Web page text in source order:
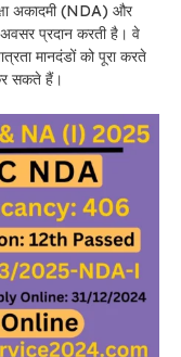
अकादमी (NDA) और
प्रदान करती है। वे
मानदंडों को पूरा करते
सकते हैं।